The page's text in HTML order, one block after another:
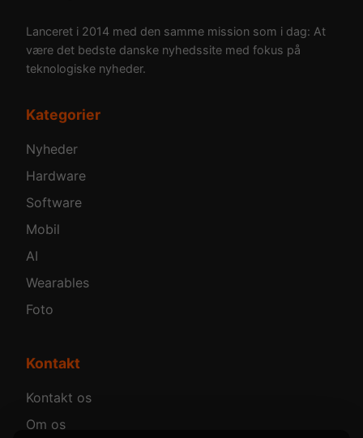
Lanceret i 2014 med den samme mission som i dag: At
være det bedste danske nyhedssite med fokus på
teknologiske nyheder.
Kategorier
Nyheder
Hardware
Software
Mobil
AI
Wearables
Foto
Kontakt
Kontakt os
Om os